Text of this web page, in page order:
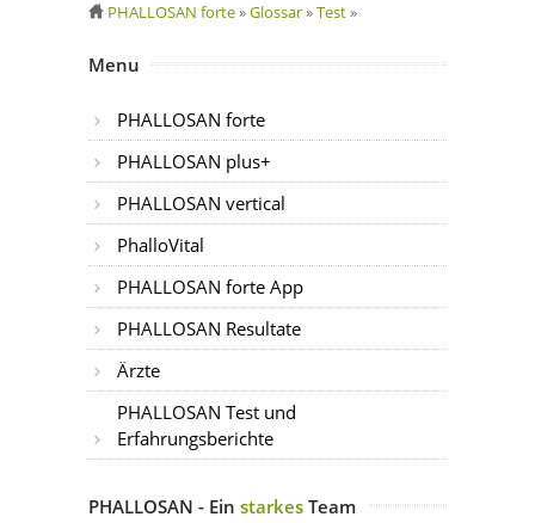
PHALLOSAN forte»Glossar»Test»
Menu
PHALLOSAN forte
PHALLOSAN plus+
PHALLOSAN vertical
PhalloVital
PHALLOSAN forte App
PHALLOSAN Resultate
Ärzte
PHALLOSAN Test und
Erfahrungsberichte
PHALLOSAN - Ein starkes Team